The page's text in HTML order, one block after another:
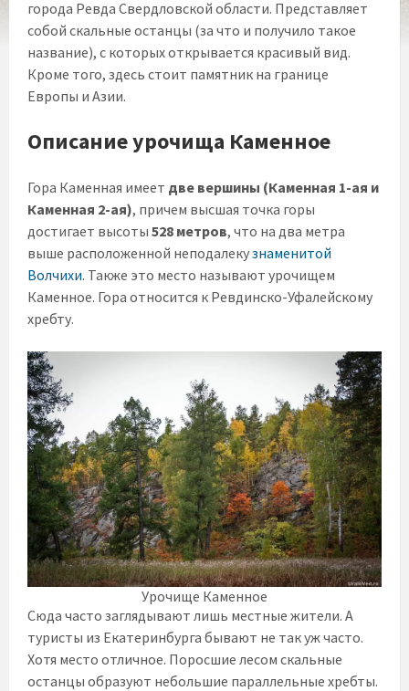
города Ревда Свердловской области. Представляет
собой скальные останцы (за что и получило такое
название), с которых открывается красивый вид.
Кроме того, здесь стоит памятник на границе
Европы и Азии.
Описание урочища Каменное
Гора Каменная имеет две вершины (Каменная 1-ая и
Каменная 2-ая), причем высшая точка горы
достигает высоты 528 метров, что на два метра
выше расположенной неподалекузнаменитой
Волчихи. Также это место называют урочищем
Каменное. Гора относится к Ревдинско-Уфалейскому
хребту.
Урочище Каменное
Сюда часто заглядывают лишь местные жители. А
туристы из Екатеринбурга бывают не так уж часто.
Хотя место отличное. Поросшие лесом скальные
останцы образуют небольшие параллельные хребты.